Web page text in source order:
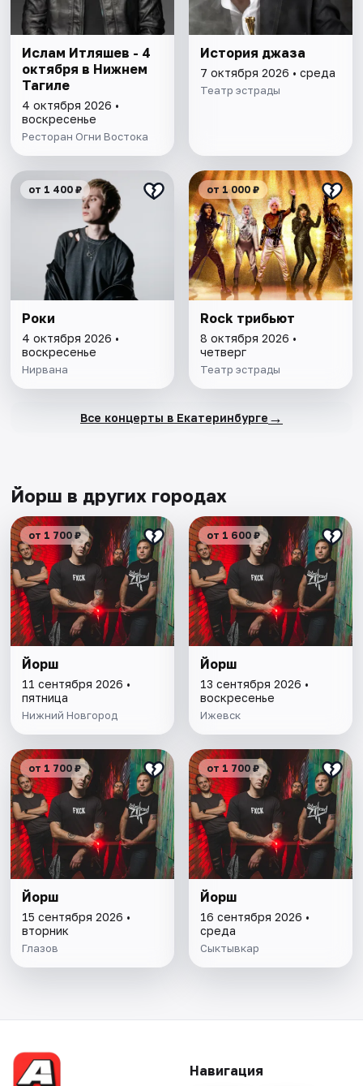
Ислам Итляшев - 4
октября в Нижнем
Тагиле
4 октября 2026 •
воскресенье
Ресторан Огни Востока
История джаза
7 октября 2026 • среда
Театр эстрады
от 1 400 ₽
Роки
4 октября 2026 •
воскресенье
Нирвана
от 1 000 ₽
Rock трибьют
8 октября 2026 •
четверг
Театр эстрады
Все концерты в Екатеринбурге →
Йорш в других городах
от 1 700 ₽
Йорш
11 сентября 2026 •
пятница
Нижний Новгород
от 1 600 ₽
Йорш
13 сентября 2026 •
воскресенье
Ижевск
от 1 700 ₽
Йорш
15 сентября 2026 •
вторник
Глазов
от 1 700 ₽
Йорш
16 сентября 2026 •
среда
Сыктывкар
Навигация